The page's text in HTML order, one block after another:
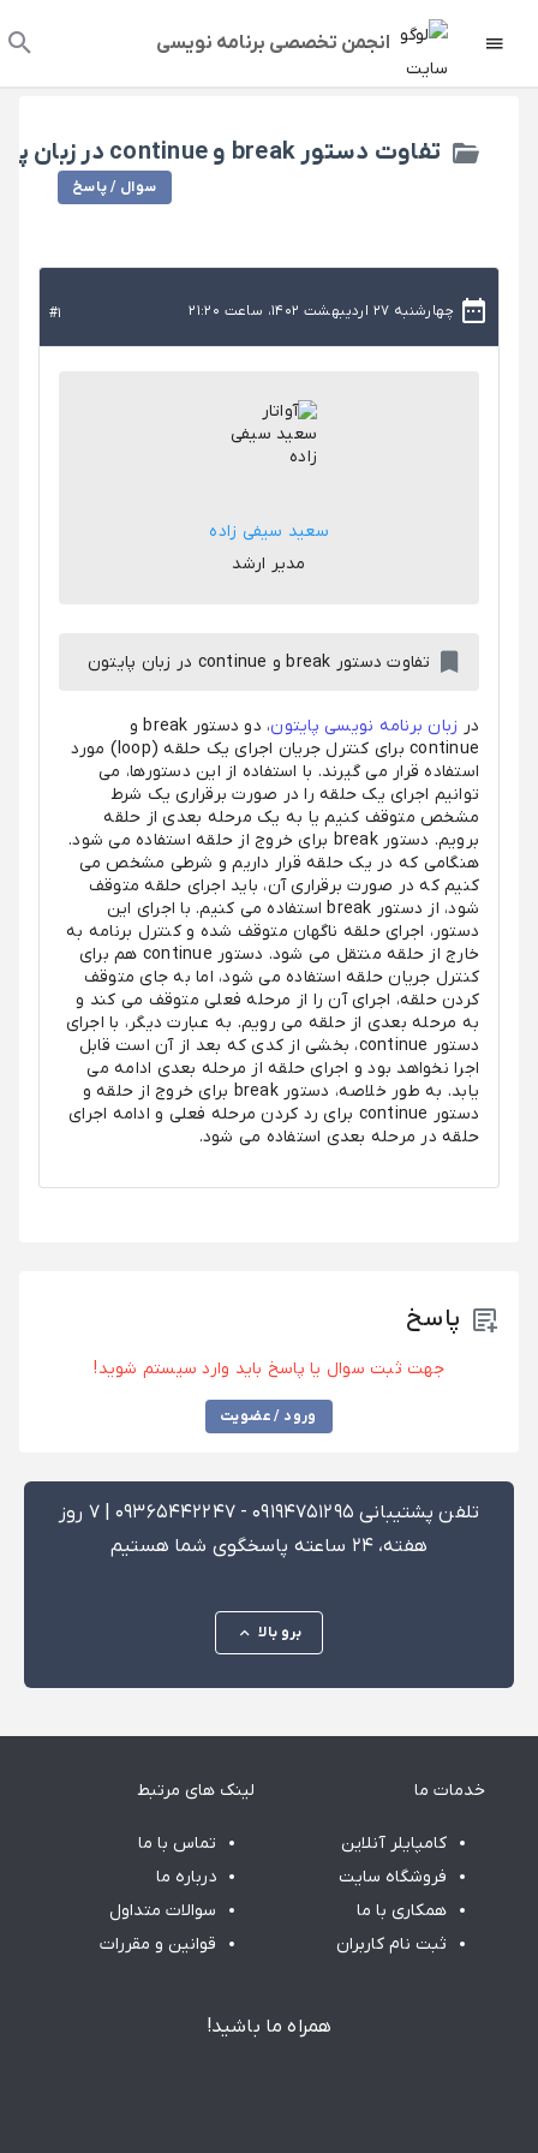
انجمن تخصصی برنامه نویسی
تفاوت دستور break و continue در زبان پایتون
سوال / پاسخ
چهارشنبه 27 اردیبهشت 1402، ساعت 21:20 #1
سعید سیفی زاده
مدیر ارشد
تفاوت دستور break و continue در زبان پایتون
در زبان برنامه نویسی پایتون
، دو دستور break و
continue برای کنترل جریان اجرای یک حلقه (loop) مورد
استفاده قرار می گیرند. با استفاده از این دستورها، می
توانیم اجرای یک حلقه را در صورت برقراری یک شرط
مشخص متوقف کنیم یا به یک مرحله بعدی از حلقه
برویم. دستور break برای خروج از حلقه استفاده می شود.
هنگامی که در یک حلقه قرار داریم و شرطی مشخص می
کنیم که در صورت برقراری آن، باید اجرای حلقه متوقف
شود، از دستور break استفاده می کنیم. با اجرای این
دستور، اجرای حلقه ناگهان متوقف شده و کنترل برنامه به
خارج از حلقه منتقل می شود. دستور continue هم برای
کنترل جریان حلقه استفاده می شود، اما به جای متوقف
کردن حلقه، اجرای آن را از مرحله فعلی متوقف می کند و
به مرحله بعدی از حلقه می رویم. به عبارت دیگر، با اجرای
دستور continue، بخشی از کدی که بعد از آن است قابل
اجرا نخواهد بود و اجرای حلقه از مرحله بعدی ادامه می
یابد. به طور خلاصه، دستور break برای خروج از حلقه و
دستور continue برای رد کردن مرحله فعلی و ادامه اجرای
حلقه در مرحله بعدی استفاده می شود.
پاسخ
جهت ثبت سوال یا پاسخ باید وارد سیستم شوید!
ورود / عضویت
تلفن پشتیبانی ۰۹۱۹۴۷۵۱۲۹۵ - ۰۹۳۶۵۴۴۲۲۴۷ | ۷ روز
هفته، ۲۴ ساعته پاسخگوی شما هستیم
برو بالا
خدمات ما
کامپایلر آنلاین
فروشگاه سایت
همکاری با ما
ثبت نام کاربران
لینک های مرتبط
تماس با ما
درباره ما
سوالات متداول
قوانین و مقررات
همراه ما باشید!